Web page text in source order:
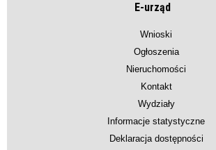
E-urząd
Wnioski
Ogłoszenia
Nieruchomości
Kontakt
Wydziały
Informacje statystyczne
Deklaracja dostępności